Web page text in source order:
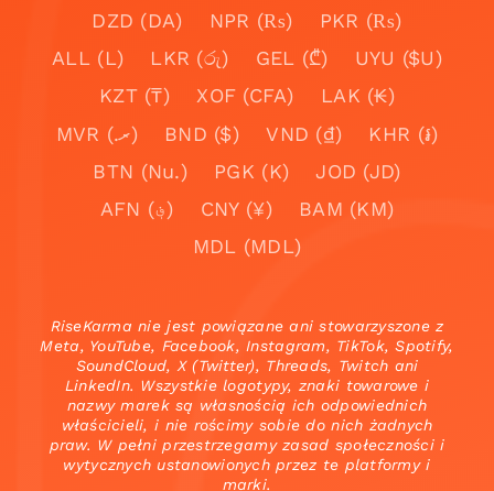
DZD (DA)
NPR (₨)
PKR (₨)
ALL (L)
LKR (රු) GEL (₾)
UYU ($U)
KZT (₸)
XOF (CFA)
LAK (₭)
MVR (.ރ)
BND ($) VND (₫)
KHR (៛)
BTN (Nu.)
PGK (K)
JOD (JD)
AFN (؋)
CNY (¥)
BAM (KM)
MDL (MDL)
RiseKarma nie jest powiązane ani stowarzyszone z
Meta, YouTube, Facebook, Instagram, TikTok, Spotify,
SoundCloud, X (Twitter), Threads, Twitch ani
LinkedIn. Wszystkie logotypy, znaki towarowe i
nazwy marek są własnością ich odpowiednich
właścicieli, i nie rościmy sobie do nich żadnych
praw. W pełni przestrzegamy zasad społeczności i
wytycznych ustanowionych przez te platformy i
marki.